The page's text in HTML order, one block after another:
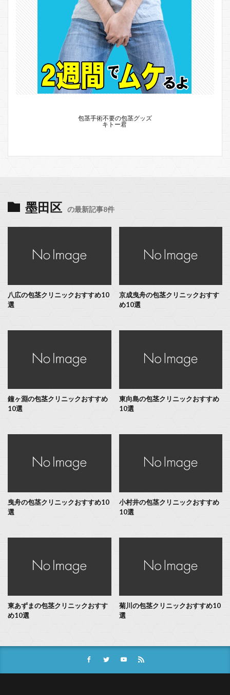
包茎手術不要の包茎グッズ
キトー君
墨田区 の最新記事8件
八広の包茎クリニックおすすめ10
選
京成曳舟の包茎クリニックおすす
め10選
鐘ヶ淵の包茎クリニックおすすめ
10選
東向島の包茎クリニックおすすめ
10選
曳舟の包茎クリニックおすすめ10
選
小村井の包茎クリニックおすすめ
10選
東あずまの包茎クリニックおすす
め10選
菊川の包茎クリニックおすすめ10
選